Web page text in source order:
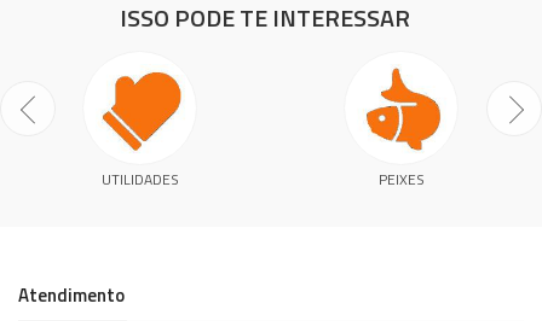
ISSO PODE TE INTERESSAR
UTILIDADES PEIXES
Atendimento